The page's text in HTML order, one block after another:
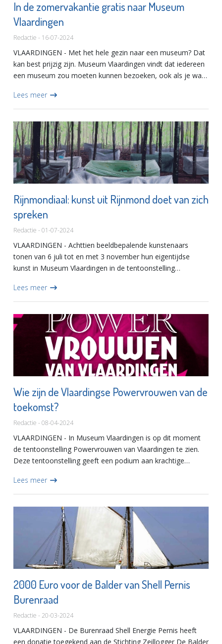
In de zomervakantie gratis naar Museum
Vlaardingen
Redactie - 16-07-2024
VLAARDINGEN - Met het hele gezin naar een museum? Dat
kan best prijzig zijn. Museum Vlaardingen vindt dat iedereen
een museum zou moeten kunnen bezoeken, ook als je wat
deze zo...
Lees meer
Rijnmondiaal: kunst uit Rijnmond doet van zich
spreken
Redactie - 01-07-2024
VLAARDINGEN - Achttien beeldbepalende kunstenaars
tonen van 6 juli tot en met 3 november hun eigentijdse
kunst in Museum Vlaardingen in de tentoonstelling
Rijnmondiaal #2. E...
Lees meer
Wie zijn de Vlaardingse Powervrouwen van de
toekomst?
Redactie - 08-04-2024
VLAARDINGEN - In Museum Vlaardingen is op dit moment
de tentoonstelling Powervrouwen van Vlaardingen te zien.
Deze tentoonstelling geeft een podium aan krachtige
in de Vl...
Lees meer
2000 Euro voor de Balder van Shell Pernis
Burenraad
Redactie - 20-03-2024
VLAARDINGEN - De Burenraad Shell Energie Pernis heeft
een donatie toegekend aan de Stichting Zeillogger De Balder